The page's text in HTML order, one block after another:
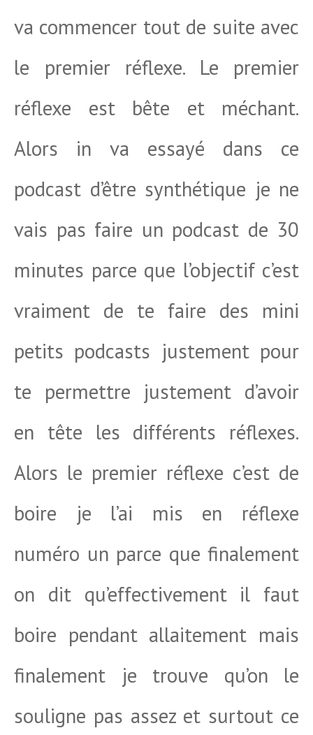
va commencer tout de suite avec
le premier réflexe. Le premier
réflexe est bête et méchant.
Alors in va essayé dans ce
podcast d’être synthétique je ne
vais pas faire un podcast de 30
minutes parce que l’objectif c’est
vraiment de te faire des mini
petits podcasts justement pour
te permettre justement d’avoir
en tête les différents réflexes.
Alors le premier réflexe c’est de
boire je l’ai mis en réflexe
numéro un parce que finalement
on dit qu’effectivement il faut
boire pendant allaitement mais
finalement je trouve qu’on le
souligne pas assez et surtout ce